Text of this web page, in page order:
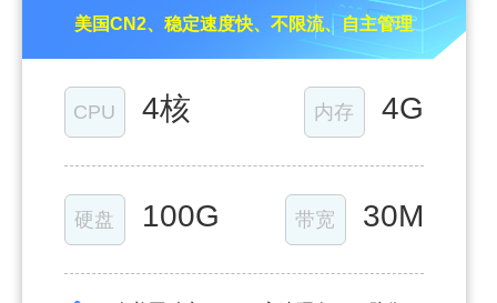
美国CN2、稳定速度快、不限流、自主管理
CPU 4核 内存 4G
硬盘 100G 带宽 30M